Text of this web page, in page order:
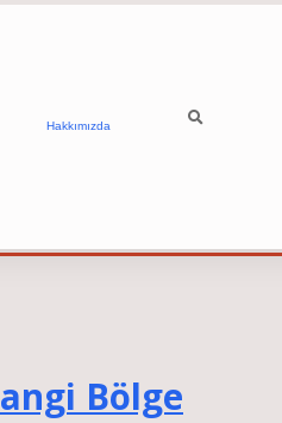
Hakkımızda
Bölge